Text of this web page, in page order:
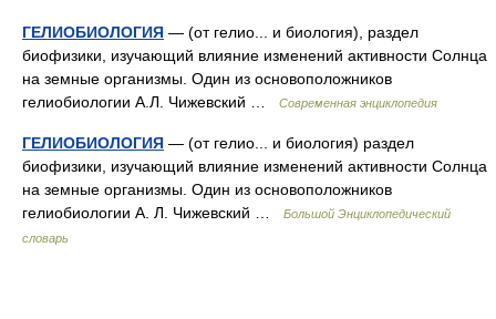
ГЕЛИОБИОЛОГИЯ — (от гелио... и биология), раздел
биофизики, изучающий влияние изменений активности Солнца
на земные организмы. Один из основоположников
гелиобиологии А.Л. Чижевский …
Современная энциклопедия
ГЕЛИОБИОЛОГИЯ — (от гелио... и биология) раздел
биофизики, изучающий влияние изменений активности Солнца
на земные организмы. Один из основоположников
гелиобиологии А. Л. Чижевский …
Большой Энциклопедический
словарь